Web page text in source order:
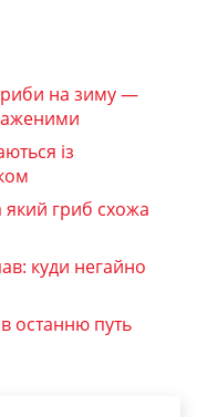
на зиму —
із
який гриб схожа
куди негайно
останню путь